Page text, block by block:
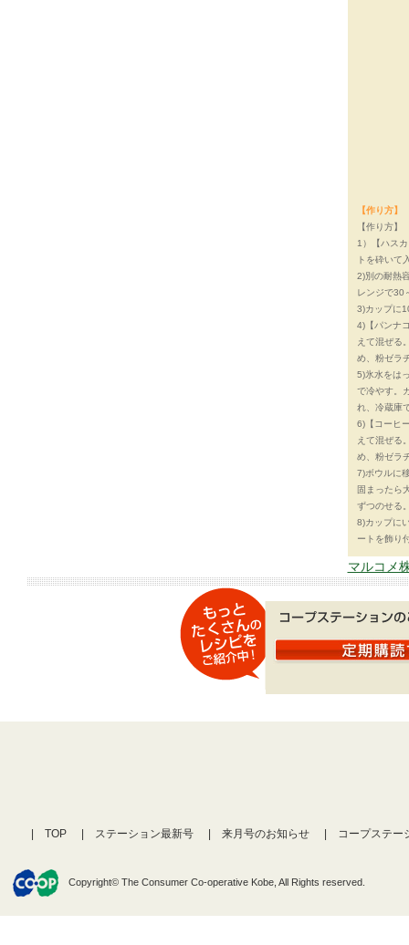
【作り方】
【作り方】
1）【ハス
トを砕いて
2)別の耐熱
レンジで30
3)カップに
4)【パンナ
えて混ぜる
め、粉ゼラ
5)氷水をは
で冷やす。
れ、冷蔵庫
6)【コーヒ
えて混ぜる
め、粉ゼラ
7)ボウルに
固まったら
ずつのせる
8)カップに
ートを飾り
マルコメ
TOP ステーション最新号 来月号のお知らせ コープステー
Copyright© The Consumer Co-operative Kobe, All Rights reserved.